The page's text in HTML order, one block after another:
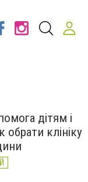
дітям і
клініку